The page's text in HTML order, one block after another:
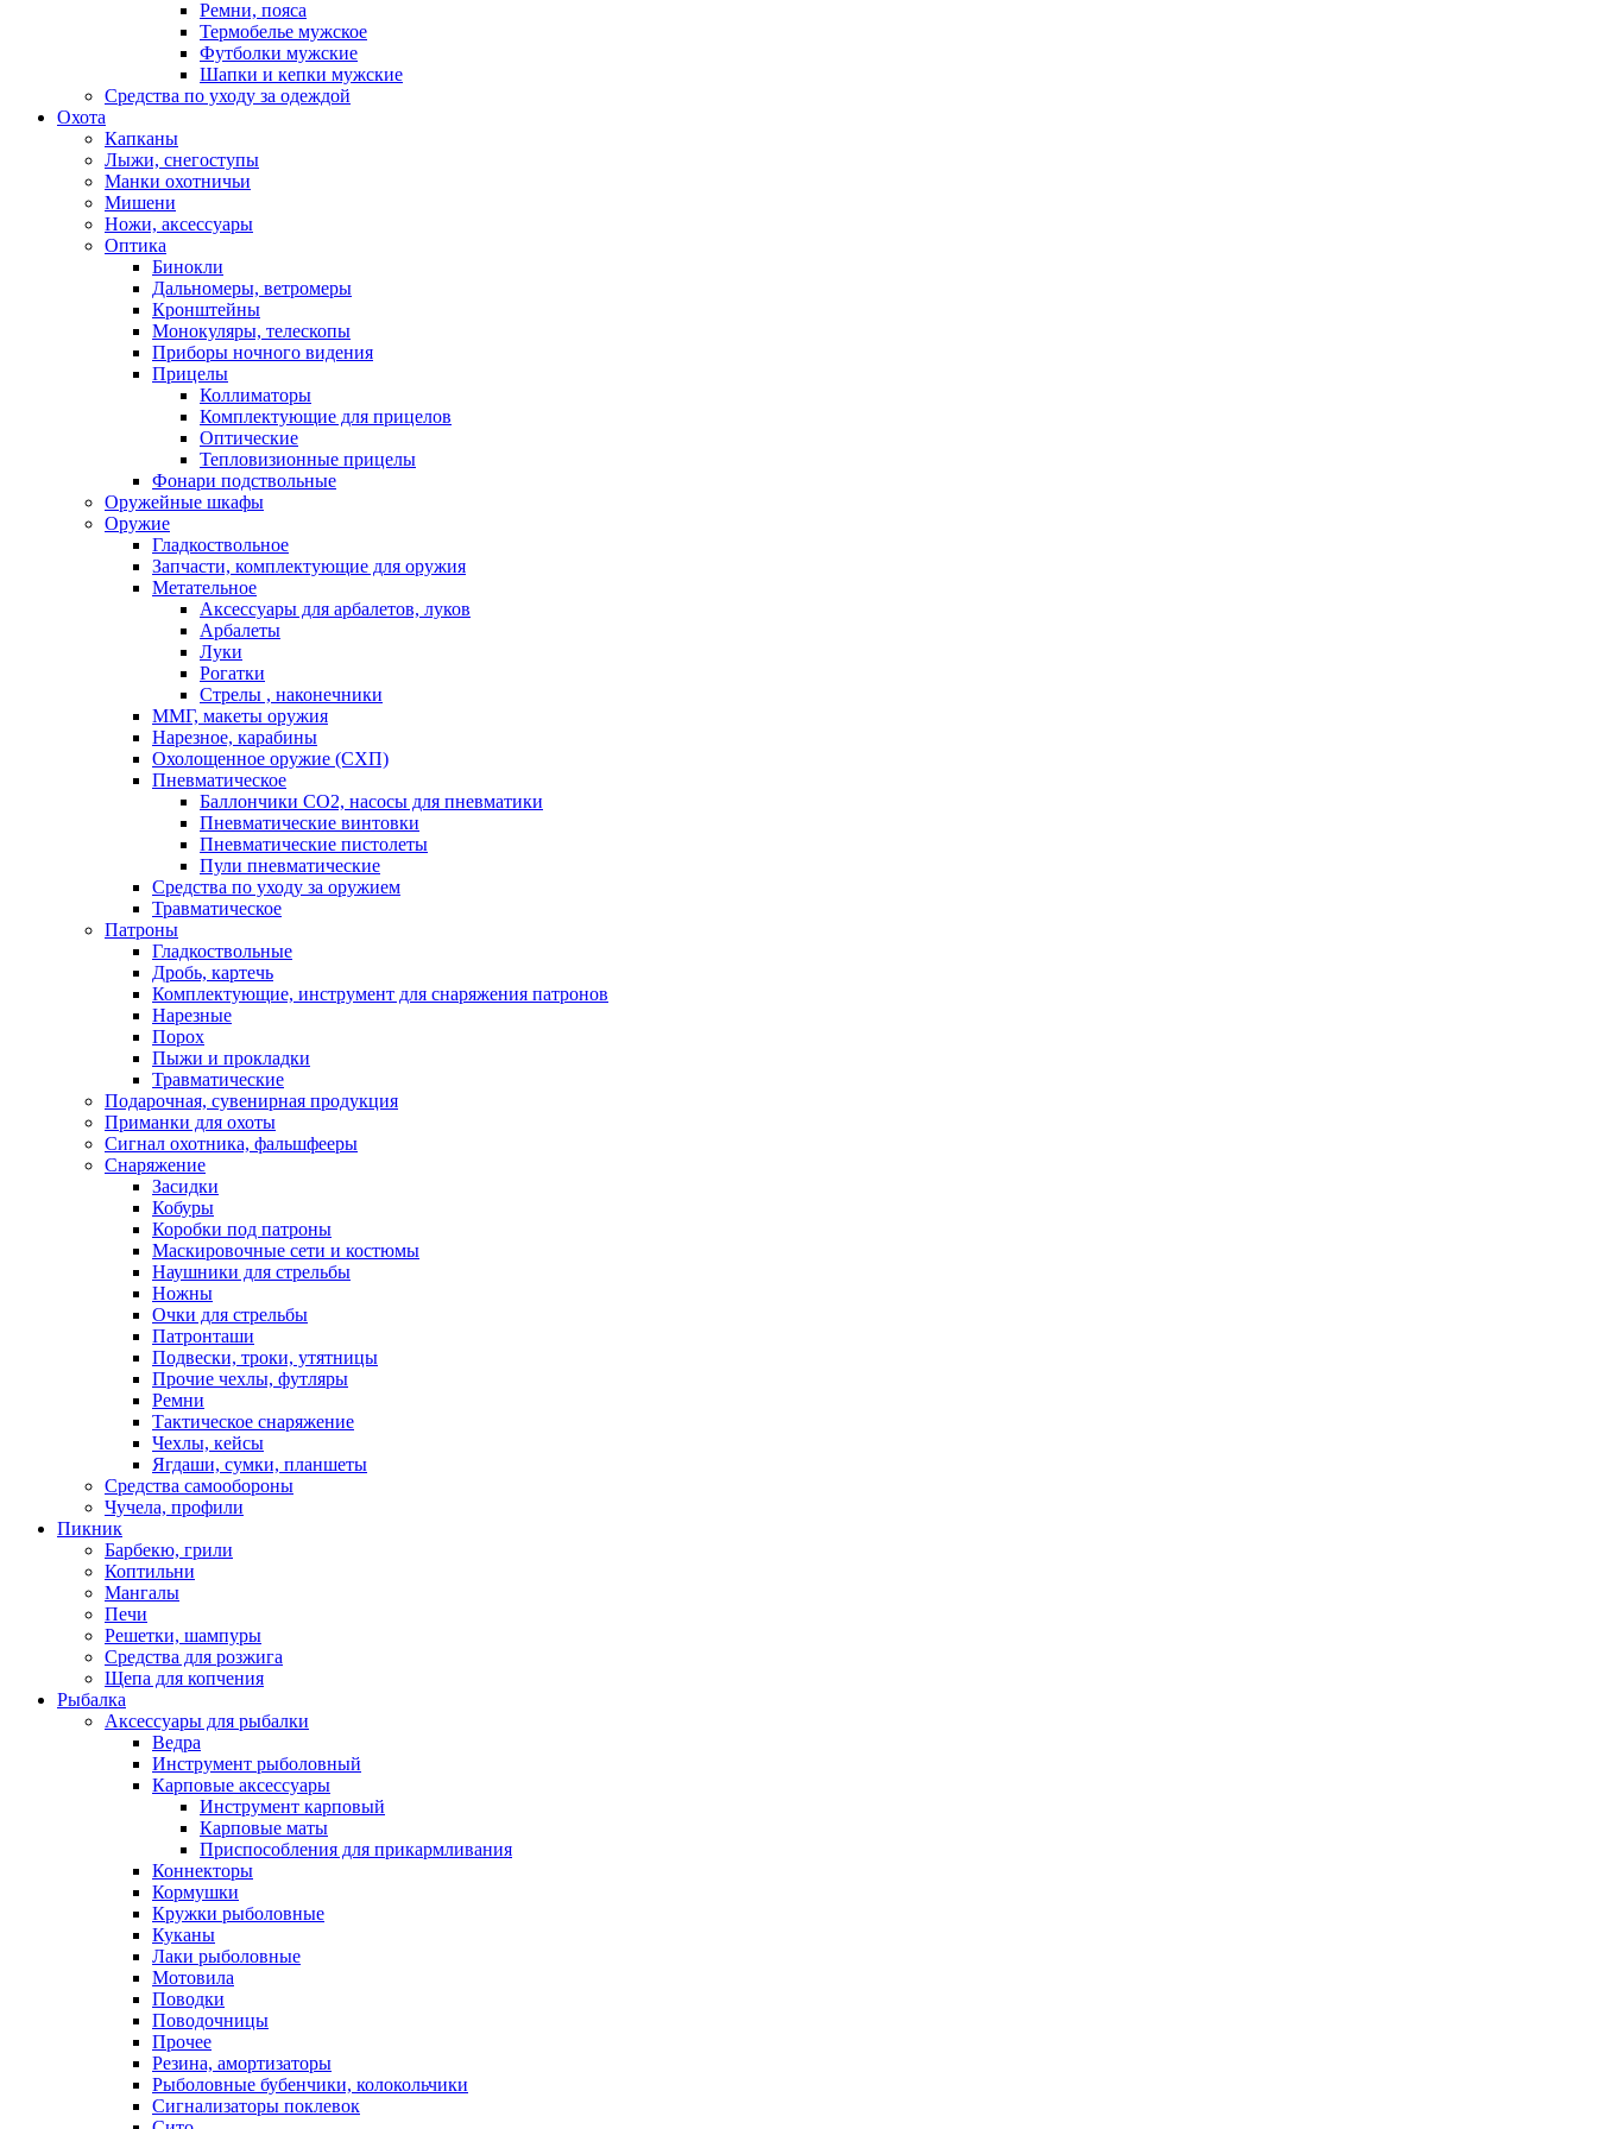
Ремни, пояса
Термобелье мужское
Футболки мужские
Шапки и кепки мужские
Средства по уходу за одеждой
Охота
Капканы
Лыжи, снегоступы
Манки охотничьи
Мишени
Ножи, аксессуары
Оптика
Бинокли
Дальномеры, ветромеры
Кронштейны
Монокуляры, телескопы
Приборы ночного видения
Прицелы
Коллиматоры
Комплектующие для прицелов
Оптические
Тепловизионные прицелы
Фонари подствольные
Оружейные шкафы
Оружие
Гладкоствольное
Запчасти, комплектующие для оружия
Метательное
Аксессуары для арбалетов, луков
Арбалеты
Луки
Рогатки
Стрелы , наконечники
ММГ, макеты оружия
Нарезное, карабины
Охолощенное оружие (СХП)
Пневматическое
Баллончики СО2, насосы для пневматики
Пневматические винтовки
Пневматические пистолеты
Пули пневматические
Средства по уходу за оружием
Травматическое
Патроны
Гладкоствольные
Дробь, картечь
Комплектующие, инструмент для снаряжения патронов
Нарезные
Порох
Пыжи и прокладки
Травматические
Подарочная, сувенирная продукция
Приманки для охоты
Сигнал охотника, фальшфееры
Снаряжение
Засидки
Кобуры
Коробки под патроны
Маскировочные сети и костюмы
Наушники для стрельбы
Ножны
Очки для стрельбы
Патронташи
Подвески, троки, утятницы
Прочие чехлы, футляры
Ремни
Тактическое снаряжение
Чехлы, кейсы
Ягдаши, сумки, планшеты
Средства самообороны
Чучела, профили
Пикник
Барбекю, грили
Коптильни
Мангалы
Печи
Решетки, шампуры
Средства для розжига
Щепа для копчения
Рыбалка
Аксессуары для рыбалки
Ведра
Инструмент рыболовный
Карповые аксессуары
Инструмент карповый
Карповые маты
Приспособления для прикармливания
Коннекторы
Кормушки
Кружки рыболовные
Куканы
Лаки рыболовные
Мотовила
Поводки
Поводочницы
Прочее
Резина, амортизаторы
Рыболовные бубенчики, колокольчики
Сигнализаторы поклевок